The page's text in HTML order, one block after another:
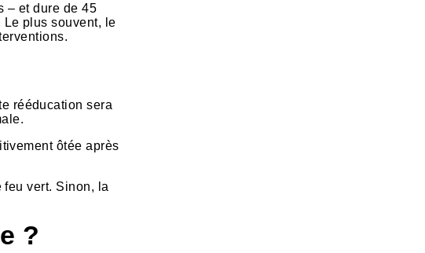
– et dure de 45
Le plus souvent, le
rééducation sera
ôtée après
feu vert. Sinon, la
?